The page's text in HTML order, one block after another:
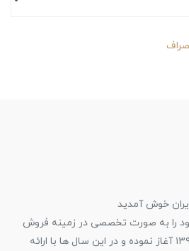
خوش آمدید
را به صورت تخصصی در زمینه فروش
لوازم جانبی موبایل از سال ۱۳۹۴ آغاز نموده و در این سال ها با ارائه